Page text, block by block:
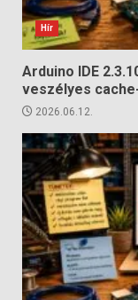
Hír
Arduino IDE
veszélyes
2026.06.12.